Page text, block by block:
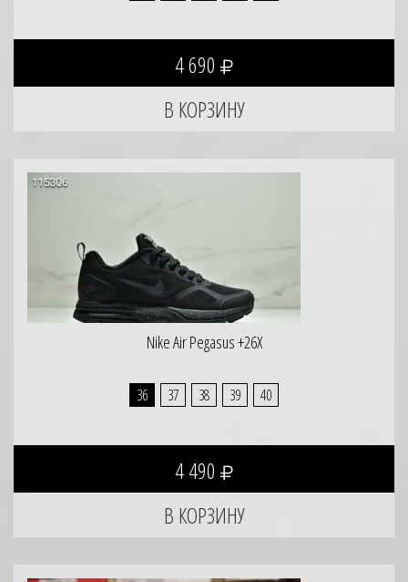
4 690
Nike Air Pegasus +26X
36 37 38 39 40
4 490